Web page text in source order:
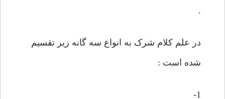
.
در علم کلام شرک به انواع سه گانه زیر تقسیم
شده است :
1-